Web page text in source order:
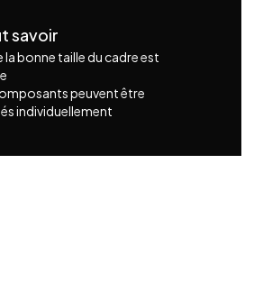
savoir
la bonne taille du cadre est
peuvent être
individuellement